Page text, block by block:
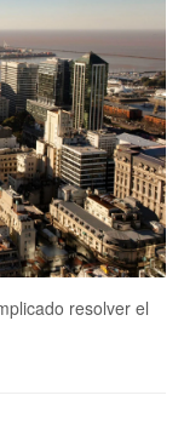
resolver el